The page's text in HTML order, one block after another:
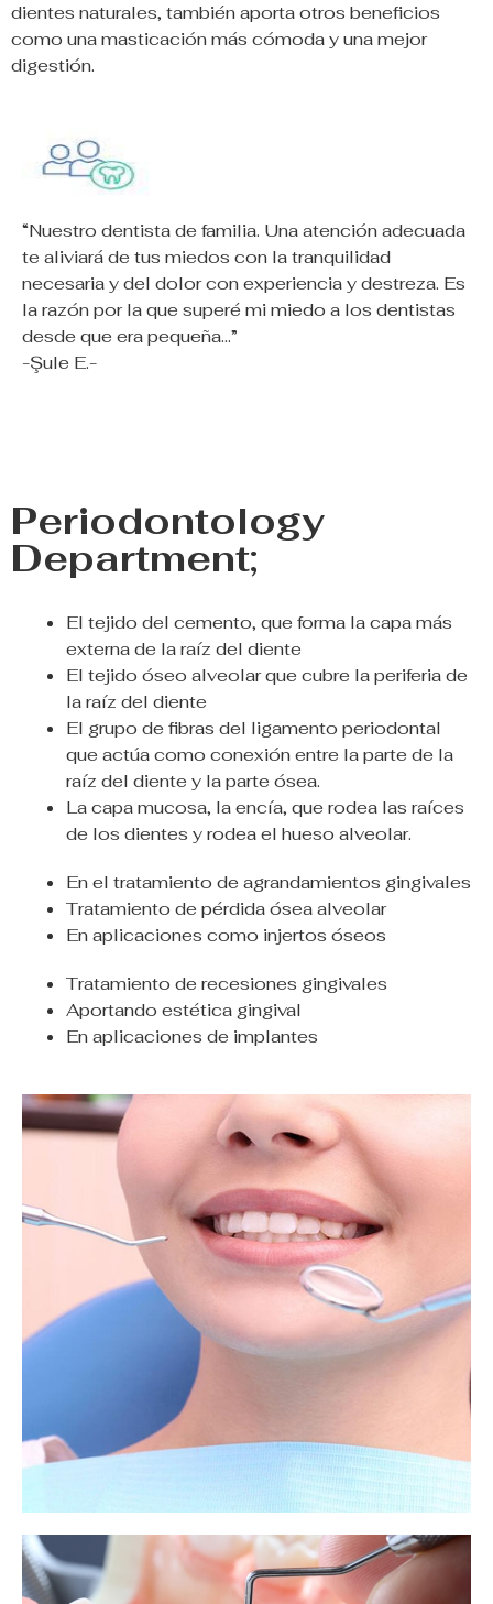
dientes naturales, también aporta otros beneficios
como una masticación más cómoda y una mejor
digestión.
“Nuestro dentista de familia. Una atención adecuada
te aliviará de tus miedos con la tranquilidad
necesaria y del dolor con experiencia y destreza. Es
la razón por la que superé mi miedo a los dentistas
desde que era pequeña…”
-Şule E.-
Periodontology
Department;
En el tratamiento de agrandamientos gingivales
Tratamiento de pérdida ósea alveolar
En aplicaciones como injertos óseos
El tejido del cemento, que forma la capa más
externa de la raíz del diente
El tejido óseo alveolar que cubre la periferia de
la raíz del diente
El grupo de fibras del ligamento periodontal
que actúa como conexión entre la parte de la
raíz del diente y la parte ósea.
La capa mucosa, la encía, que rodea las raíces
de los dientes y rodea el hueso alveolar.
Tratamiento de recesiones gingivales
Aportando estética gingival
En aplicaciones de implantes